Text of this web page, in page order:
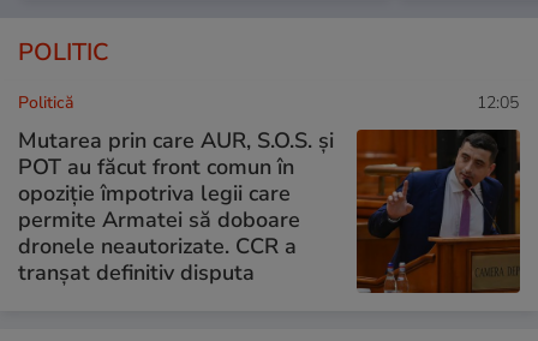
POLITIC
Politică 12:05
Mutarea prin care AUR, S.O.S. și
POT au făcut front comun în
opoziție împotriva legii care
permite Armatei să doboare
dronele neautorizate. CCR a
tranșat definitiv disputa